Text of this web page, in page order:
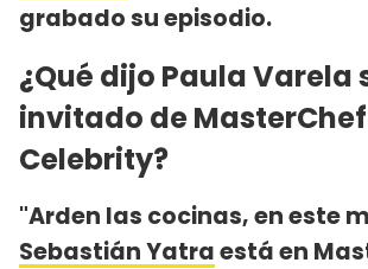
grabado su episodio.
¿Qué dijo Paula Varela
invitado de MasterChef
Celebrity?
"Arden las cocinas, en este
Sebastián Yatraestá en